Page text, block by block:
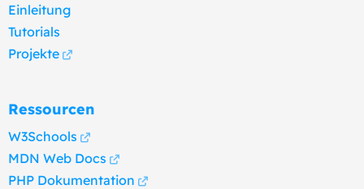
Einleitung
Tutorials
Projekte
Ressourcen
W3Schools
MDN Web Docs
PHP Dokumentation